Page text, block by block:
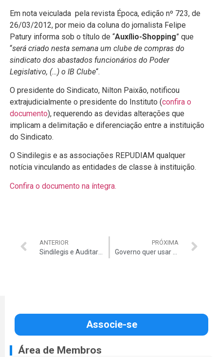
Em nota veiculada pela revista Época, edição nº 723, de
26/03/2012, por meio da coluna do jornalista Felipe
Patury informa sob o título de “Auxílio-Shopping” que
“será criado nesta semana um clube de compras do
sindicato dos abastados funcionários do Poder
Legislativo, (…) o IB Clube“.
O presidente do Sindicato, Nilton Paixão, notificou
extrajudicialmente o presidente do Instituto (confira o
documento), requerendo as devidas alterações que
implicam a delimitação e diferenciação entre a instituição
do Sindicato.
O Sindilegis e as associações REPUDIAM qualquer
notícia vinculando as entidades de classe à instituição.
Confira o documento na íntegra.
ANTERIOR PRÓXIMA
Associe-se
Área de Membros